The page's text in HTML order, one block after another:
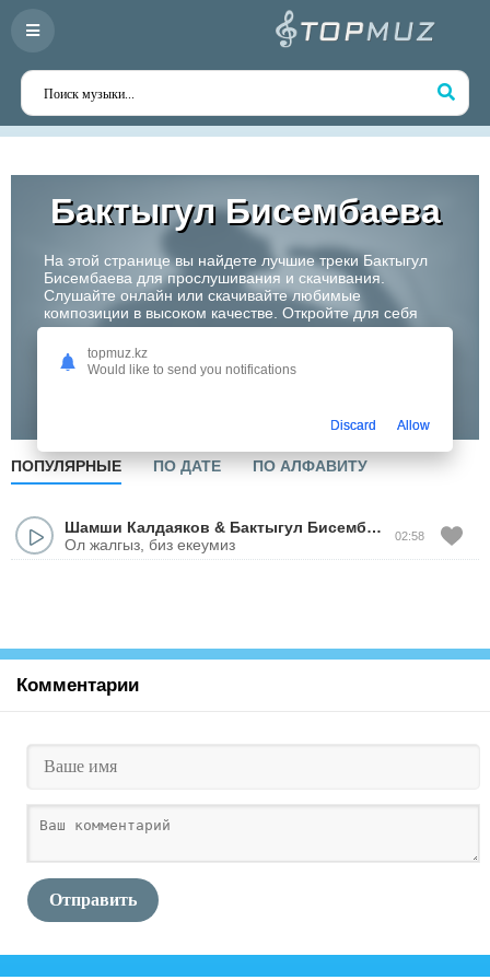
Бактыгул Бисембаева
На этой странице вы найдете лучшие треки Бактыгул
Бисембаева для прослушивания и скачивания.
Слушайте онлайн или скачивайте любимые
композиции в высоком качестве. Откройте для себя
творчество одного из самых перспективных артистов
Казахстана!
ПОПУЛЯРНЫЕ ПО ДАТЕ ПО АЛФАВИТУ
Шамши Калдаяков & Бактыгул Бисембаева
Динара
Ол жалгыз, биз екеумиз
02:58
Комментарии
Отправить
topmuz.kz
Would like to send you notifications
Discard Allow